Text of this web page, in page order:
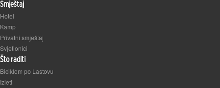
Smještaj
Hotel
Kamp
Privatni smještaj
Svjetionici
Što raditi
Biciklom po Lastovu
Izleti